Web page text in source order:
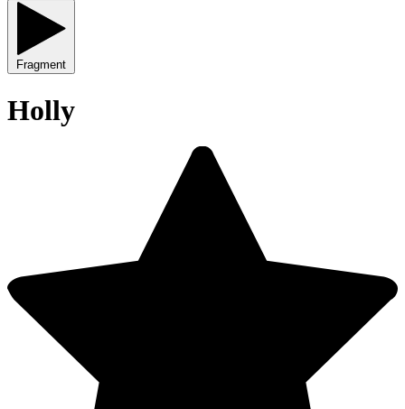
Fragment
Holly